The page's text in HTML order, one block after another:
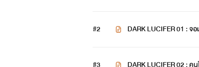
#2 DARK LUCIFER 01 : จ